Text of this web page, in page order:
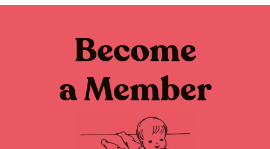
Become
a Member